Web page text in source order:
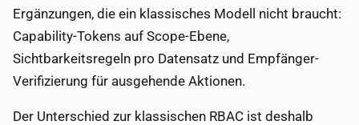
Ergänzungen, die ein klassisches Modell nicht braucht:
Capability-Tokens auf Scope-Ebene,
Sichtbarkeitsregeln pro Datensatz und Empfänger-
Verifizierung für ausgehende Aktionen.
Der Unterschied zur klassischen RBAC ist deshalb